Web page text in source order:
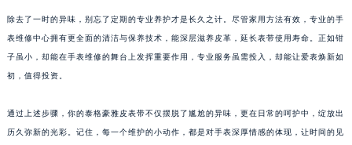
除去了一时的异味，别忘了定期的专业养护才是长久之计。尽管家用方法有效，专业的手
表维修中心拥有更全面的清洁与保养技术，能深层滋养皮革，延长表带使用寿命。正如钳
子虽小，却能在手表维修的舞台上发挥重要作用，专业服务虽需投入，却能让爱表焕新如
初，值得投资。
通过上述步骤，你的泰格豪雅皮表带不仅摆脱了尴尬的异味，更在日常的呵护中，绽放出
历久弥新的光彩。记住，每一个维护的小动作，都是对手表深厚情感的体现，让时间的见